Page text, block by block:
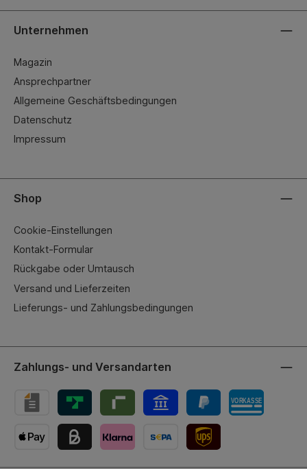
Unternehmen
Magazin
Ansprechpartner
Allgemeine Geschäftsbedingungen
Datenschutz
Impressum
Shop
Cookie-Einstellungen
Kontakt-Formular
Rückgabe oder Umtausch
Versand und Lieferzeiten
Lieferungs- und Zahlungsbedingungen
Zahlungs- und Versandarten